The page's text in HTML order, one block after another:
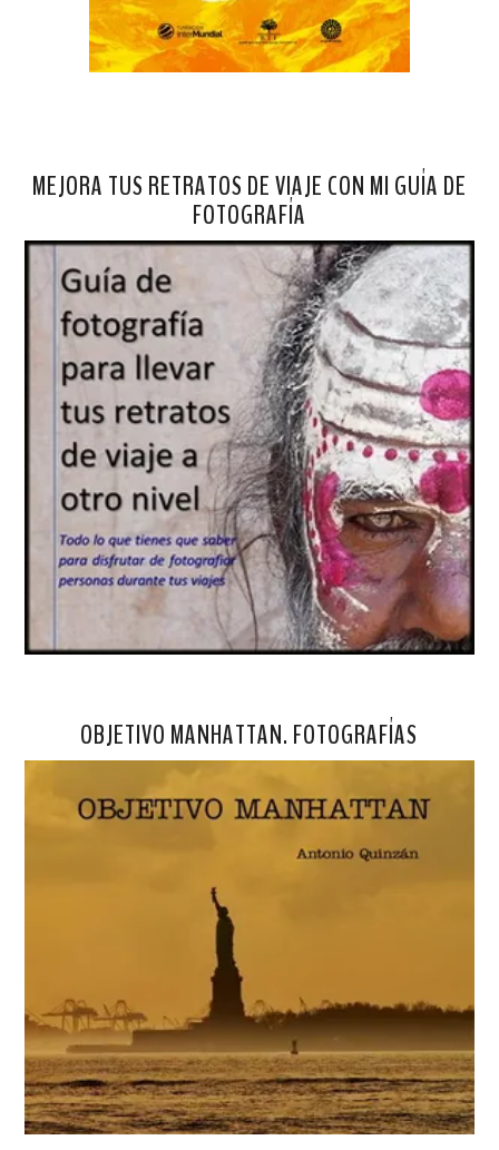
MEJORA TUS RETRATOS DE VIAJE CON MI GUÍA DE
FOTOGRAFÍA
OBJETIVO MANHATTAN. FOTOGRAFÍAS